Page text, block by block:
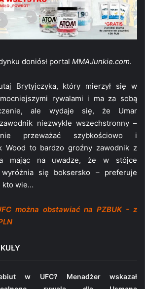
doniósł portal MMAJunkie.com.
Brytyjczyka, który mierzył się w
rywalami i ma za sobą
ale wydaje się, że Umar
niezwykle wszechstronny –
przeważać szybkościowo i
Wood to bardzo groźny zawodnik z
mając na uwadze, że w stójce
wyróżnia się boksersko – preferuje
kto wie…
można obstawiać na PZBUK - z
w UFC? Menadżer wskazał